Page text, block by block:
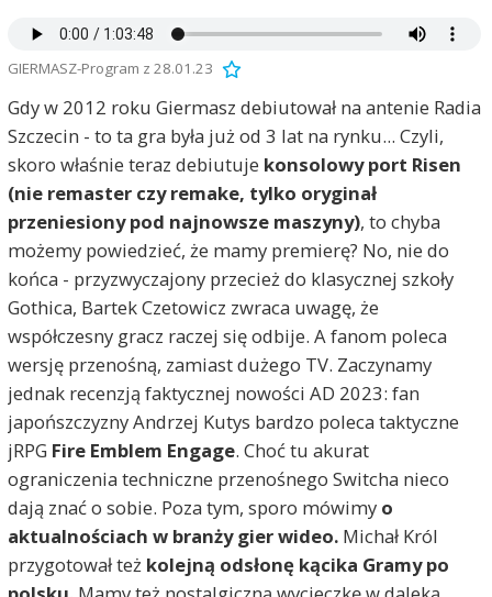
GIERMASZ-Program z 28.01.23
Gdy w 2012 roku Giermasz debiutował na antenie Radia
Szczecin - to ta gra była już od 3 lat na rynku... Czyli,
skoro właśnie teraz debiutuje konsolowy port Risen
(nie remaster czy remake, tylko oryginał
przeniesiony pod najnowsze maszyny), to chyba
możemy powiedzieć, że mamy premierę? No, nie do
końca - przyzwyczajony przecież do klasycznej szkoły
Gothica, Bartek Czetowicz zwraca uwagę, że
współczesny gracz raczej się odbije. A fanom poleca
wersję przenośną, zamiast dużego TV. Zaczynamy
jednak recenzją faktycznej nowości AD 2023: fan
japońszczyzny Andrzej Kutys bardzo poleca taktyczne
jRPG Fire Emblem Engage. Choć tu akurat
ograniczenia techniczne przenośnego Switcha nieco
dają znać o sobie. Poza tym, sporo mówimy o
aktualnościach w branży gier wideo.Michał Król
przygotował też kolejną odsłonę kącika Gramy po